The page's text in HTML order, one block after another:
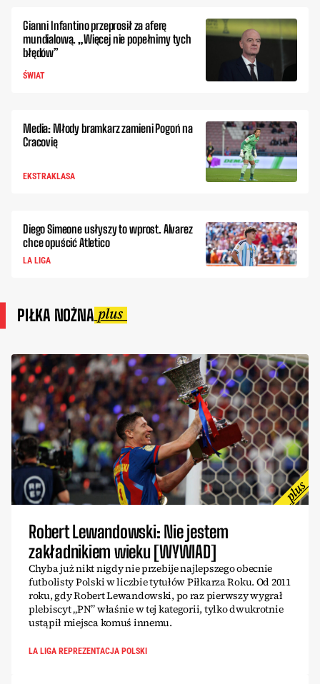
Gianni Infantino przeprosił za aferę
mundialową. „Więcej nie popełnimy tych
błędów”
ŚWIAT
Media: Młody bramkarz zamieni Pogoń na
Cracovię
EKSTRAKLASA
Diego Simeone usłyszy to wprost. Alvarez
chce opuścić Atletico
LA LIGA
PIŁKA NOŻNA
Robert Lewandowski: Nie jestem
zakładnikiem wieku [WYWIAD]
Chyba już nikt nigdy nie przebije najlepszego obecnie
futbolisty Polski w liczbie tytułów Piłkarza Roku. Od 2011
roku, gdy Robert Lewandowski, po raz pierwszy wygrał
plebiscyt „PN” właśnie w tej kategorii, tylko dwukrotnie
ustąpił miejsca komuś innemu.
LA LIGA REPREZENTACJA POLSKI